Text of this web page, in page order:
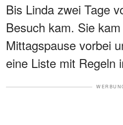
Bis Linda zwei Tage
Besuch kam. Sie
Mittagspause vorbei
eine Liste mit Regeln